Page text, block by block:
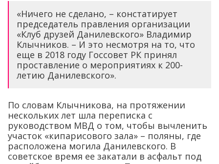
«Ничего не сделано, – констатирует
председатель правления организации
«Клуб друзей Данилевского» Владимир
Клычников. – И это несмотря на то, что
еще в 2018 году Госсовет РК принял
проставление о мероприятиях к 200-
летию Данилевского».
По словам Клычникова, на протяжении
нескольких лет шла переписка с
руководством МВД о том, чтобы вычленить
участок «кипарисового зала» – поляны, где
расположена могила Данилевского. В
советское время ее закатали в асфальт под